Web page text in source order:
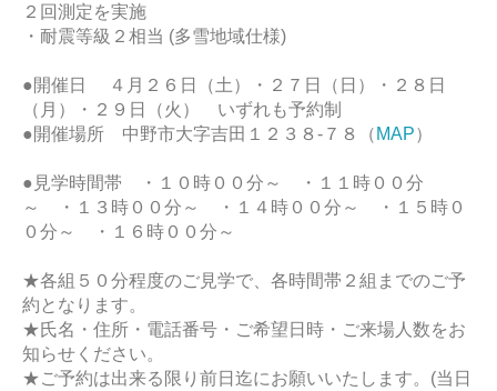
２回測定を実施
・耐震等級２相当 (多雪地域仕様)
●開催日 ４月２６日（土）・２７日（日）・２８日
（月）・２９日（火） いずれも予約制
●開催場所 中野市大字吉田１２３８-７８（ MAP）
●見学時間帯 ・１０時００分～ ・１１時００分
～ ・１３時００分～ ・１４時００分～ ・１５時０
０分～ ・１６時００分～
★各組５０分程度のご見学で、各時間帯２組までのご予
約となります。
★氏名・住所・電話番号・ご希望日時・ご来場人数をお
知らせください。
★ご予約は出来る限り前日迄にお願いいたします。(当日